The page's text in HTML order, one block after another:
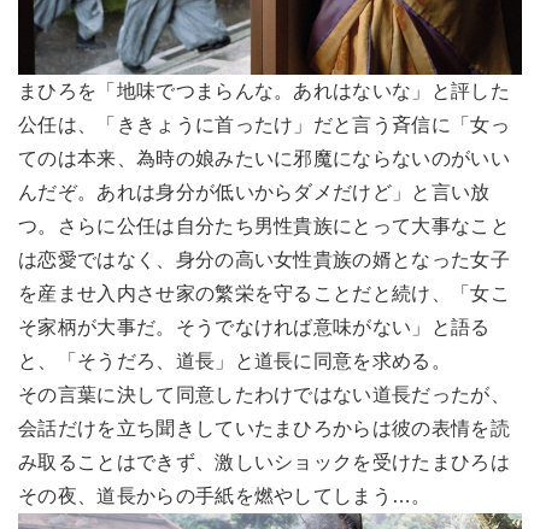
まひろを「地味でつまらんな。あれはないな」と評した
公任は、「ききょうに首ったけ」だと言う斉信に「女っ
てのは本来、為時の娘みたいに邪魔にならないのがいい
んだぞ。あれは身分が低いからダメだけど」と言い放
つ。さらに公任は自分たち男性貴族にとって大事なこと
は恋愛ではなく、身分の高い女性貴族の婿となった女子
を産ませ入内させ家の繁栄を守ることだと続け、「女こ
そ家柄が大事だ。そうでなければ意味がない」と語る
と、「そうだろ、道長」と道長に同意を求める。
その言葉に決して同意したわけではない道長だったが、
会話だけを立ち聞きしていたまひろからは彼の表情を読
み取ることはできず、激しいショックを受けたまひろは
その夜、道長からの手紙を燃やしてしまう…。